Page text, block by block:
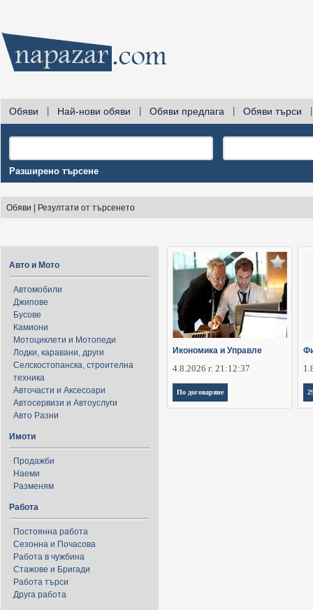
Обяви Най-нови обяви Обяви предлага Обяви търси
Разширено търсене
Обяви Резултати от търсенето
Авто и Мото
Автомобили
Джипове
Бусове
Камиони
Мотоциклети и Мотопеди
Лодки, каравани, други
Селскостопанска, строителна
техника
Авточасти и Аксесоари
Автосервизи и Автоуслуги
Авто Разни
Имоти
Продажби
Наеми
Разменям
Работа
Постоянна работа
Сезонна и Почасова
Работа в чужбина
Стажове и Бригади
Работа търси
Друга работа
Икономика и Управле
4.8.2026 г. 21:12:37
По договаряне